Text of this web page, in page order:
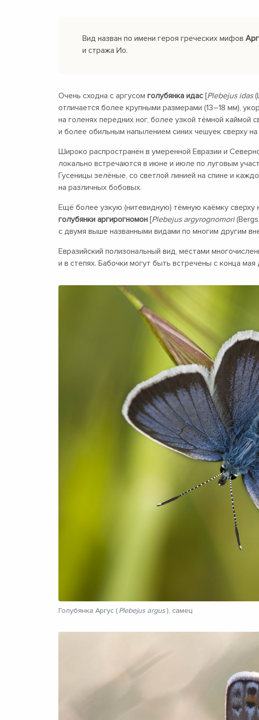
Вид назван по имени героя греческих мифов
и стража Ио.
Очень сходна с аргусом голубянка идас [Plebejus idas
отличается более крупными размерами (13–18 мм),
на голенях передних ног, более узкой тёмной каймой
и более обильным напылением синих чешуек сверху
Широко распространён в умеренной Евразии и
локально встречаются в июне и июле по луговым
Гусеницы зелёные, со светлой линией на спине и
на различных бобовых.
Ещё более узкую (нитевидную) тёмную каёмку
голубянки аргирогномон [Plebejus argyrognomori
с двумя выше названными видами по многим другим
Евразийский полизональный вид, местами
и в степях. Бабочки могут быть встречены с конца мая
Голубянка Аргус (Plebejus argus ), самец